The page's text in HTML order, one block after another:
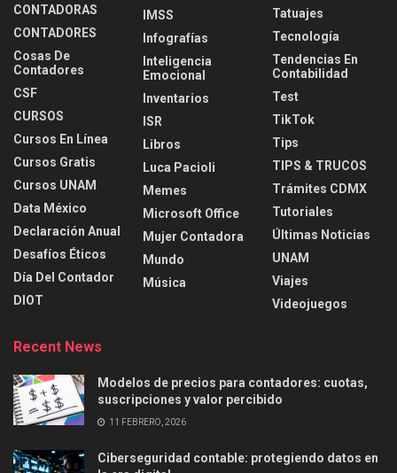
CONTADORAS
CONTADORES
Cosas De
Contadores
CSF
CURSOS
Cursos En Línea
Cursos Gratis
Cursos UNAM
Data México
Declaración Anual
Desafíos Éticos
Día Del Contador
DIOT
IMSS
Infografías
Inteligencia
Emocional
Inventarios
ISR
Libros
Luca Pacioli
Memes
Microsoft Office
Mujer Contadora
Mundo
Música
Tatuajes
Tecnología
Tendencias En
Contabilidad
Test
TikTok
Tips
TIPS & TRUCOS
Trámites CDMX
Tutoriales
Últimas Noticias
UNAM
Viajes
Videojuegos
Recent News
Modelos de precios para contadores: cuotas,
suscripciones y valor percibido
11 FEBRERO, 2026
Ciberseguridad contable: protegiendo datos en